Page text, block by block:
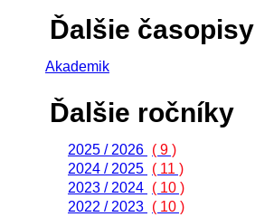
Ďalšie časopisy
Akademik
Ďalšie ročníky
2025 / 2026 ( 9 )
2024 / 2025 ( 11 )
2023 / 2024 ( 10 )
2022 / 2023 ( 10 )